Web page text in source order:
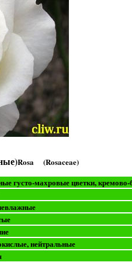
Rosa (Rosaceae)
густо-махровые цветки,
нейтральные